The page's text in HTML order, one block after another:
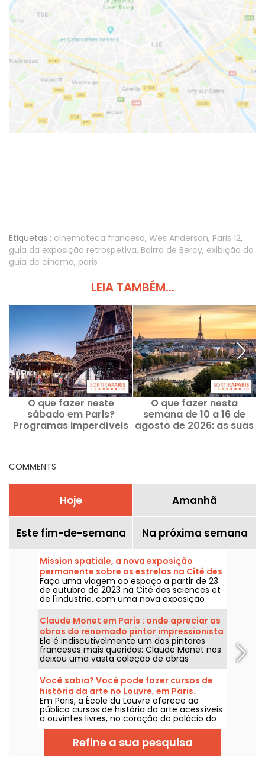
Etiquetas : cinemateca francesa, Wes Anderson, Paris 12,
guia da exposição retrospetiva, Bairro de Bercy, exibição do
guia de cinema, paris
LEIA TAMBÉM...
O que fazer neste
sábado em Paris?
Programas imperdíveis
O que fazer nesta
semana de 10 a 16 de
agosto de 2026: as suas
COMMENTS
Hoje Amanhã
Este fim-de-semana Na próxima semana
Mission spatiale, a nova exposição
permanente sobre as estrelas na Cité des
sciences
Faça uma viagem ao espaço a partir de 23
de outubro de 2023 na Cité des sciences et
de l'industrie, com uma nova exposição
permanente sobre a conquista do espaço.
Claude Monet em Paris : onde apreciar as
obras do renomado pintor impressionista
na capital?
Ele é indiscutivelmente um dos pintores
franceses mais queridos: Claude Monet nos
deixou uma vasta coleção de obras
magníficas, algumas das quais podem ser
apreciadas nos museus de Paris. Venha
conosco nessa jornada!
Você sabia? Você pode fazer cursos de
história da arte no Louvre, em Paris.
Em Paris, a École du Louvre oferece ao
público cursos de história da arte acessíveis
a ouvintes livres, no coração do palácio do
Louvre, todos os anos, de setembro a junho.
Conferências gratuitas também são
promovidas pelo museu, de forma pontual.
Um conteúdo para você ficar craque em
Refine a sua pesquisa